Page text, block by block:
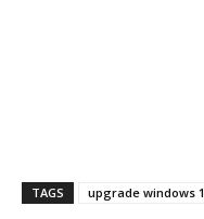
TAGS upgrade windows